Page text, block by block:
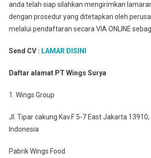
anda telah siap silahkan mengirimkan
dengan prosedur yang ditetapkan oleh
melalui pendaftaran secara VIA ONLINE
Send CV : LAMAR DISINI
Daftar alamat PT Wings Surya
1. Wings Group
Jl. Tipar cakung Kav.F 5-7 East Jakarta
Indonesia
Pabrik Wings Food